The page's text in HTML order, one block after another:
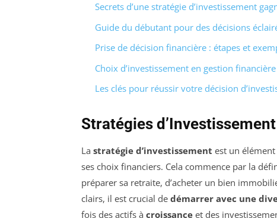
Secrets d’une stratégie d’investissement
Guide du débutant pour des décisions
Prise de décision financière : étapes et
Choix d’investissement en gestion financière
Les clés pour réussir votre décision
Stratégies
La stratégie d’investissement est un
ses choix financiers. Cela commence par la
préparer sa retraite, d’acheter un bien
clairs, il est crucial de démarrer avec une
fois des actifs à croissance et des